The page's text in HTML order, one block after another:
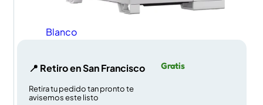
Blanco
📍 Retiro en San Francisco
Retira tu pedido tan pronto te
avisemos este listo
Gratis